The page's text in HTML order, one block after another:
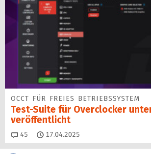
OCCT FÜR FREIES BETRIEBSSYSTEM
Test-Suite für Overclocker
veröffentlicht
45 Kommentare
17.04.2025